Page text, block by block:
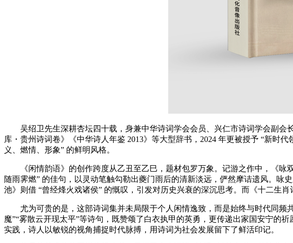
吴绍卫先生深耕杏坛四十载，身兼中华诗词学会会员、兴仁市诗词学会副
库・贵州诗词卷》《中华诗人年鉴 2013》等大型辞书，2024 年更被授予 “新时
义、燃情、形象” 的鲜明风格。
《闲情韵语》的创作跨度从乙丑至乙巳，题材包罗万象。记游之作中，《
随雨霁燃” 的佳句，以灵动笔触勾勒出夔门雨后的清新淡远，俨然摩诘遗风。咏
池》则借 “曾经烽火戏诸侯” 的慨叹，引发对历史兴衰的深沉思考。而《十二生
尤为可贵的是，这部诗词集并未局限于个人闲情逸致，而是始终与时代同
魔”“雾散云开现太平”等诗句，既赞颂了白衣执甲的英勇，更传递出家国安宁的
实践，诗人以敏锐的视角捕捉时代脉搏，用诗词为社会发展留下了鲜活印记。